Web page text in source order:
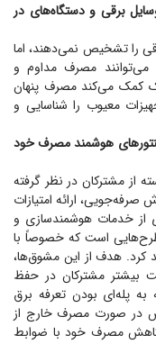
برقی و دستگاه‌های در
را تشخیص نمی‌دهند، اما
مصرف مداوم و
کمک می‌کند مصرف پنهان
معیوب را شناسایی و
هوشمند مصرف خود
از مشترکان در نظر گرفته
ارائه امتیازات
از خدمات هوشمندسازی و
طرح‌هایی است که خصوصاً با
کرد. هدف از این مشوق‌ها،
بیشتر مشترکان در حفظ
پله‌ای بودن تعرفه برق
در صورت مصرف خارج از
کاهش مصرف خود با ضوابط